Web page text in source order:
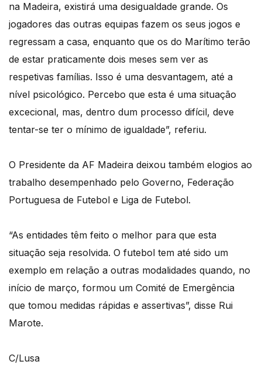
na Madeira, existirá uma desigualdade grande. Os
jogadores das outras equipas fazem os seus jogos e
regressam a casa, enquanto que os do Marítimo terão
de estar praticamente dois meses sem ver as
respetivas famílias. Isso é uma desvantagem, até a
nível psicológico. Percebo que esta é uma situação
excecional, mas, dentro dum processo difícil, deve
tentar-se ter o mínimo de igualdade”, referiu.
O Presidente da AF Madeira deixou também elogios ao
trabalho desempenhado pelo Governo, Federação
Portuguesa de Futebol e Liga de Futebol.
“As entidades têm feito o melhor para que esta
situação seja resolvida. O futebol tem até sido um
exemplo em relação a outras modalidades quando, no
início de março, formou um Comité de Emergência
que tomou medidas rápidas e assertivas”, disse Rui
Marote.
C/Lusa